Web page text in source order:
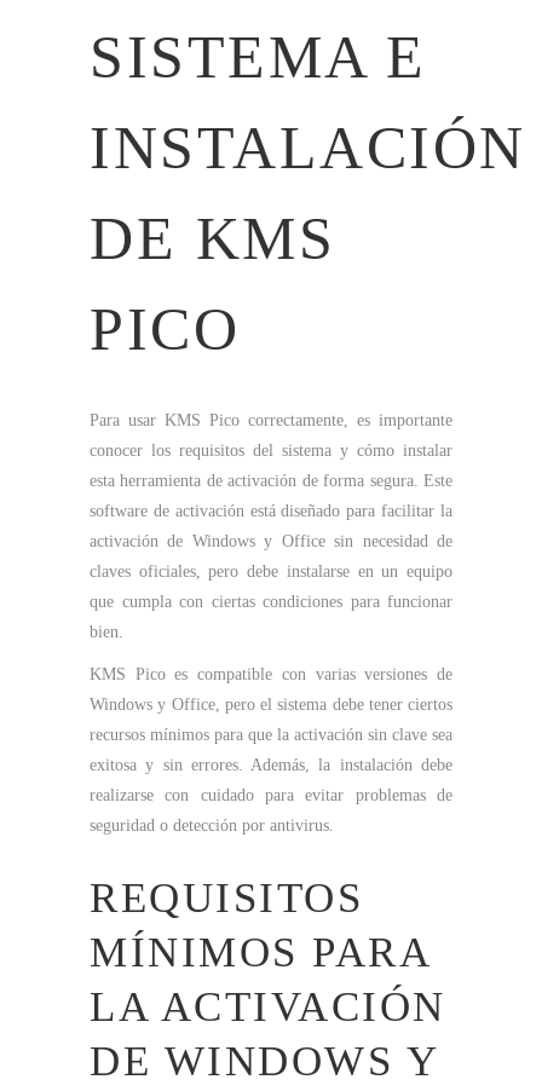
SISTEMA E
INSTALACIÓN
DE KMS
PICO
Para usar KMS Pico correctamente, es importante
conocer los requisitos del sistema y cómo instalar
esta herramienta de activación de forma segura. Este
software de activación está diseñado para facilitar la
activación de Windows y Office sin necesidad de
claves oficiales, pero debe instalarse en un equipo
que cumpla con ciertas condiciones para funcionar
bien.
KMS Pico es compatible con varias versiones de
Windows y Office, pero el sistema debe tener ciertos
recursos mínimos para que la activación sin clave sea
exitosa y sin errores. Además, la instalación debe
realizarse con cuidado para evitar problemas de
seguridad o detección por antivirus.
REQUISITOS
MÍNIMOS PARA
LA ACTIVACIÓN
DE WINDOWS Y